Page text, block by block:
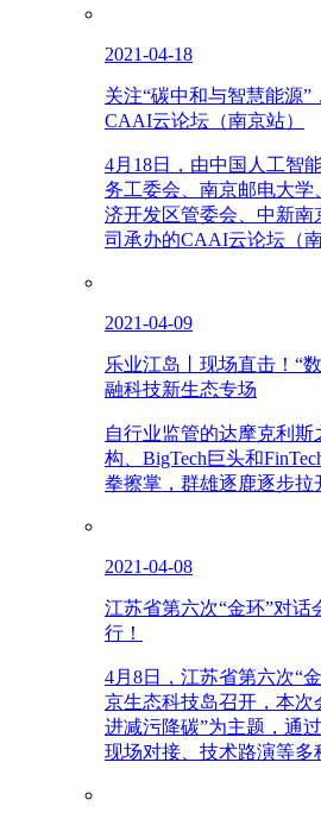
2021-04-18
关注“碳中和与智慧能源”
CAAI云论坛（南京站）
4月18日，由中国人工智
务工委会、南京邮电大
济开发区管委会、中新
司承办的CAAI云论坛（
2021-04-09
乐业江岛丨现场直击！“
融科技新生态专场
自行业监管的达摩克利
构、BigTech巨头和
拳擦掌，群雄逐鹿逐步拉
2021-04-08
江苏省第六次“金环”对
行！
4月8日，江苏省第六次“
京生态科技岛召开，本次
进减污降碳”为主题，通
现场对接、技术路演等多